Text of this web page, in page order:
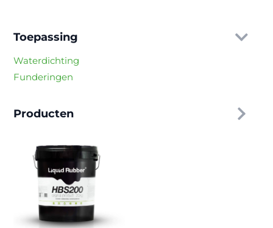
Toepassing
Waterdichting
Funderingen
Producten